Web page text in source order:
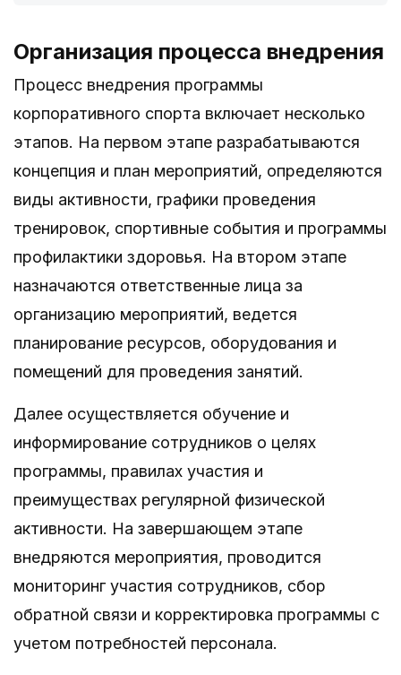
Организация процесса внедрения
Процесс внедрения программы
корпоративного спорта включает несколько
этапов. На первом этапе разрабатываются
концепция и план мероприятий, определяются
виды активности, графики проведения
тренировок, спортивные события и программы
профилактики здоровья. На втором этапе
назначаются ответственные лица за
организацию мероприятий, ведется
планирование ресурсов, оборудования и
помещений для проведения занятий.
Далее осуществляется обучение и
информирование сотрудников о целях
программы, правилах участия и
преимуществах регулярной физической
активности. На завершающем этапе
внедряются мероприятия, проводится
мониторинг участия сотрудников, сбор
обратной связи и корректировка программы с
учетом потребностей персонала.